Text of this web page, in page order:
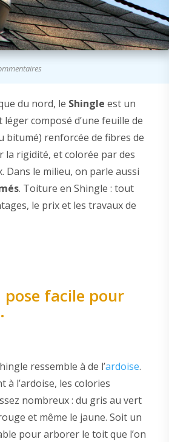
du nord, le Shingle est un
composé d’une feuille de
bitumé) renforcée de fibres de
la rigidité, et colorée par des
Dans le milieu, on parle aussi
. Toiture en Shingle : tout
le prix et les travaux de
pose facile pour
ressemble à de l’ardoise.
à l’ardoise, les colories
nombreux : du gris au vert
et même le jaune. Soit un
pour arborer le toit que l’on